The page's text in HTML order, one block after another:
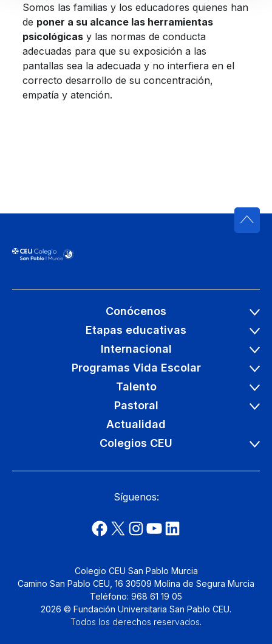
Somos las familias y los educadores quienes han
de poner a su alcance las herramientas
psicológicasy las normas de conducta
adecuadas para que su exposición a las
pantallas sea la adecuada y no interfiera en el
correcto desarrollo de su concentración,
empatía y atención.
Conócenos
Etapas educativas
Internacional
Programas Vida Escolar
Talento
Pastoral
Actualidad
Colegios CEU
Síguenos:
Colegio CEU San Pablo Murcia
Camino San Pablo CEU, 16 30509 Molina de Segura Murcia
Teléfono: 968 61 19 05
2026 © Fundación Universitaria San Pablo CEU.
Todos los derechos reservados.